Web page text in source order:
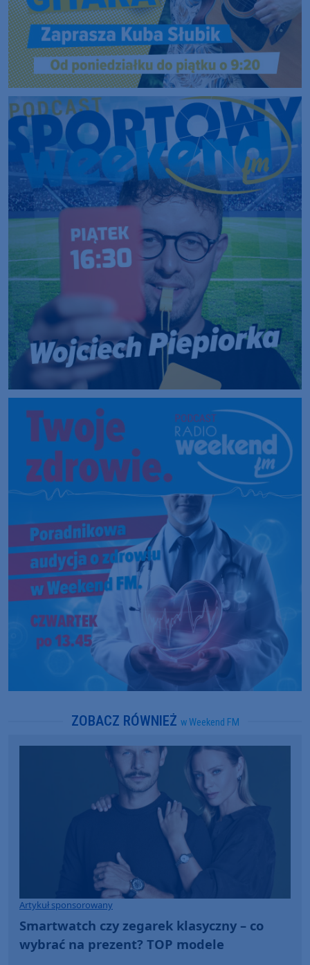
ZOBACZ RÓWNIEŻ w Weekend FM
Artykuł sponsorowany
Smartwatch czy zegarek klasyczny – co
wybrać na prezent? TOP modele